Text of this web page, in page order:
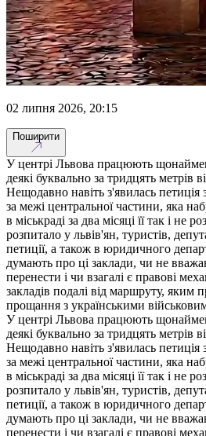
02 липня 2026, 20:15
Поширити
У центрі Львова працюють
деякі буквально за тридцять метрів
Нещодавно навіть з'явилась петиція
за межі центральної частини, яка
в міськраді за два місяці її так і не
розпитало у львів'ян, туристів,
петиції, а також в юридичного
думають про ці заклади, чи не
перенести і чи взагалі є правові
закладів подалі від маршруту, яким
прощання з українськими
У центрі Львова працюють
деякі буквально за тридцять метрів
Нещодавно навіть з'явилась петиція
за межі центральної частини, яка
в міськраді за два місяці її так і не
розпитало у львів'ян, туристів,
петиції, а також в юридичного
думають про ці заклади, чи не
перенести і чи взагалі є правові